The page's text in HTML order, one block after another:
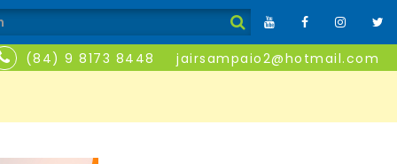
(84) 9 8173 8448 jairsampaio2@hotmail.com